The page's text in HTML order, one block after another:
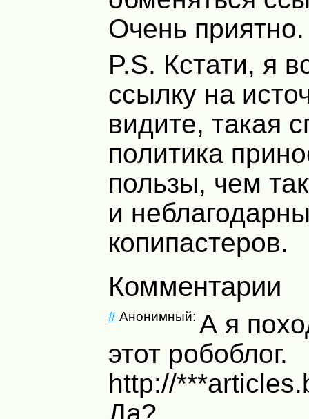
Очень приятно.
P.S. Кстати, я
ссылку на
видите, такая
политика
пользы, чем
и
копипастеров.
Комментарии
#Анонимный: А я
этот робоблог.
http://
Да?